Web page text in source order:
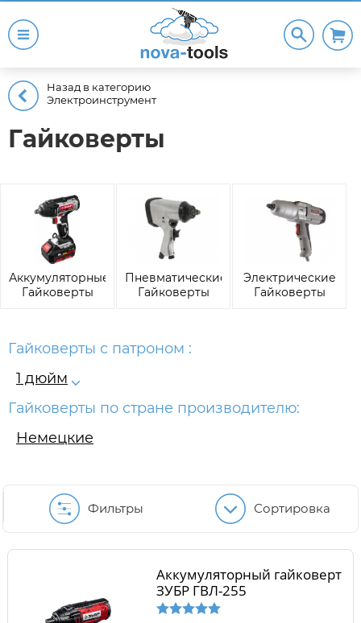
Назад в категорию
Электроинструмент
Гайковерты
Аккумуляторные
Гайковерты
Пневматические
Гайковерты
Электрические
Гайковерты
Гайковерты с патроном :
1 дюйм
Гайковерты по стране производителю:
Немецкие
Фильтры Сортировка
Аккумуляторный гайковерт
ЗУБР ГВЛ-255